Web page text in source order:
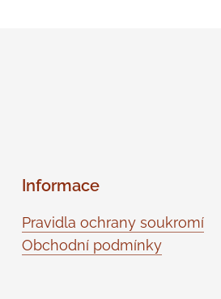
Informace
Pravidla ochrany soukromí
Obchodní podmínky